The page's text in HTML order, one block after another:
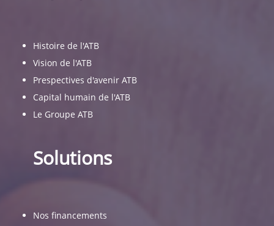
Histoire de l'ATB
Vision de l'ATB
Prespectives d'avenir ATB
Capital humain de l'ATB
Le Groupe ATB
Solutions
Nos financements